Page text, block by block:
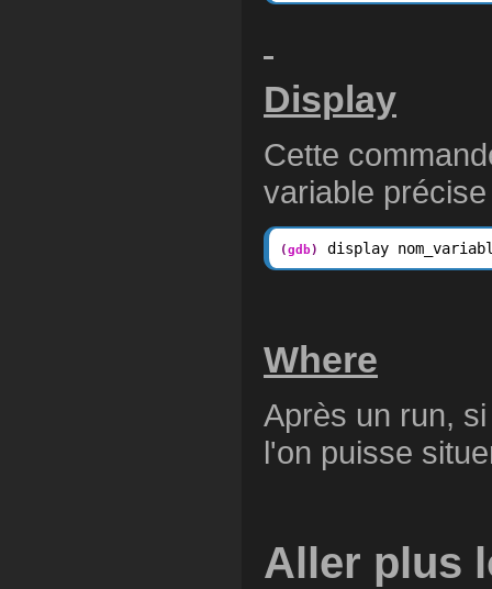
Display
Cette
variable
(gdb ) display
Where
Après un run,
l'on puisse
Aller plus